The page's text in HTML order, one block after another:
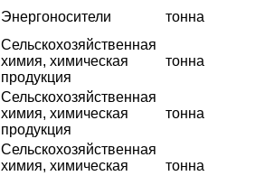
Энергоносители тонна
Сельскохозяйственная
химия, химическая
продукция
тонна
Сельскохозяйственная
химия, химическая
продукция
тонна
Сельскохозяйственная
химия, химическая
тонна